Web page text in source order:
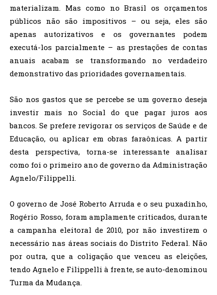
materializam. Mas como no Brasil os orçamentos
públicos não são impositivos – ou seja, eles são
apenas autorizativos e os governantes podem
executá-los parcialmente – as prestações de contas
anuais acabam se transformando no verdadeiro
demonstrativo das prioridades governamentais.
São nos gastos que se percebe se um governo deseja
investir mais no Social do que pagar juros aos
bancos. Se prefere revigorar os serviços de Saúde e de
Educação, ou aplicar em obras faraônicas. A partir
desta perspectiva, torna-se interessante analisar
como foi o primeiro ano de governo da Administração
Agnelo/Filippelli.
O governo de José Roberto Arruda e o seu puxadinho,
Rogério Rosso, foram amplamente criticados, durante
a campanha eleitoral de 2010, por não investirem o
necessário nas áreas sociais do Distrito Federal. Não
por outra, que a coligação que venceu as eleições,
tendo Agnelo e Filippelli à frente, se auto-denominou
Turma da Mudança.